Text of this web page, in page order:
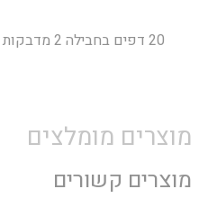
20 דפים בחבילה 2 מדבקות מסוג בדף.
מוצרים מומלצים
מוצרים קשורים